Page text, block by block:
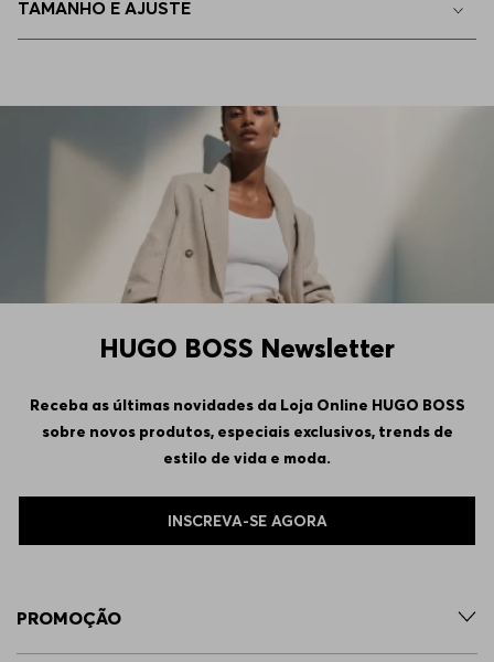
TAMANHO E AJUSTE
HUGO BOSS Newsletter
Receba as últimas novidades da Loja Online HUGO BOSS
sobre novos produtos, especiais exclusivos, trends de
estilo de vida e moda.
INSCREVA-SE AGORA
PROMOÇÃO